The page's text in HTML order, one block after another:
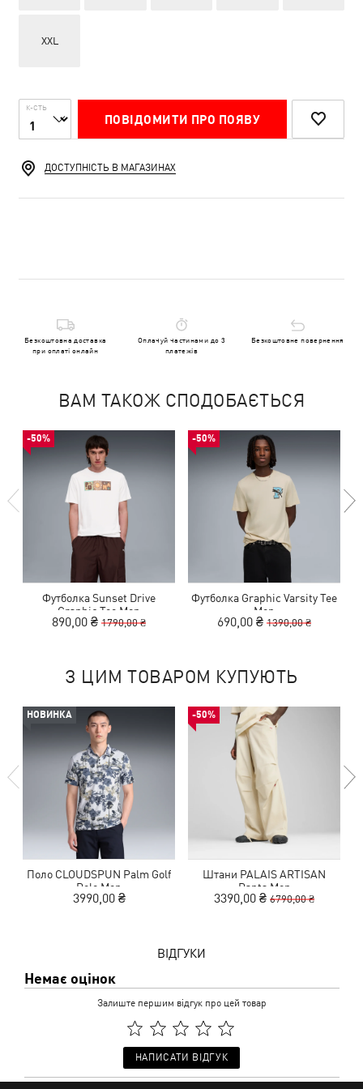
XXL
К-СТЬ
ПОВІДОМИТИ ПРО ПОЯВУ
ДОСТУПНІСТЬ В МАГАЗИНАХ
Безкоштовна доставка
при оплаті онлайн
Оплачуй частинами до 3
платежів
Безкоштовне повернення
ВАМ ТАКОЖ СПОДОБАЄТЬСЯ
-50%
Футболка Sunset Drive
Graphic Tee Men
890,00 ₴ 1790,00 ₴
-50%
Футболка Graphic Varsity Tee
Men
690,00 ₴ 1390,00 ₴
З ЦИМ ТОВАРОМ КУПУЮТЬ
НОВИНКА
Поло CLOUDSPUN Palm Golf
Polo Men
3990,00 ₴
-50%
Штани PALAIS ARTISAN
Pants Men
3390,00 ₴ 6790,00 ₴
ВІДГУКИ
Немає оцінок
Залиште першим відгук про цей товар
НАПИСАТИ ВІДГУК